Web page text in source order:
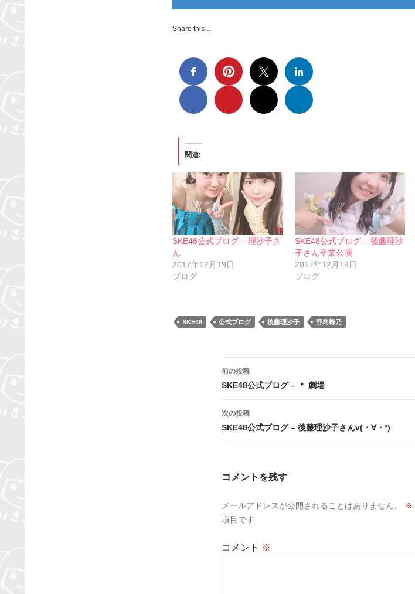
Share this…
関連
SKE48公式ブログ – 理沙子さ
ん
2017年12月19日
ブログ
SKE48公式ブログ – 後藤理沙
子さん卒業公演
2017年12月19日
ブログ
SKE48 公式ブログ 後藤理沙子 野島樺乃
投
稿
ナ
ビ
ョ
前の投稿
SKE48公式ブログ – ＊ 劇場
次の投稿
SKE48公式ブログ – 後藤理沙子さんv(・∀・*)
コメントを残す
メールアドレスが公開されることはありません。 ※
項目です
コメント ※